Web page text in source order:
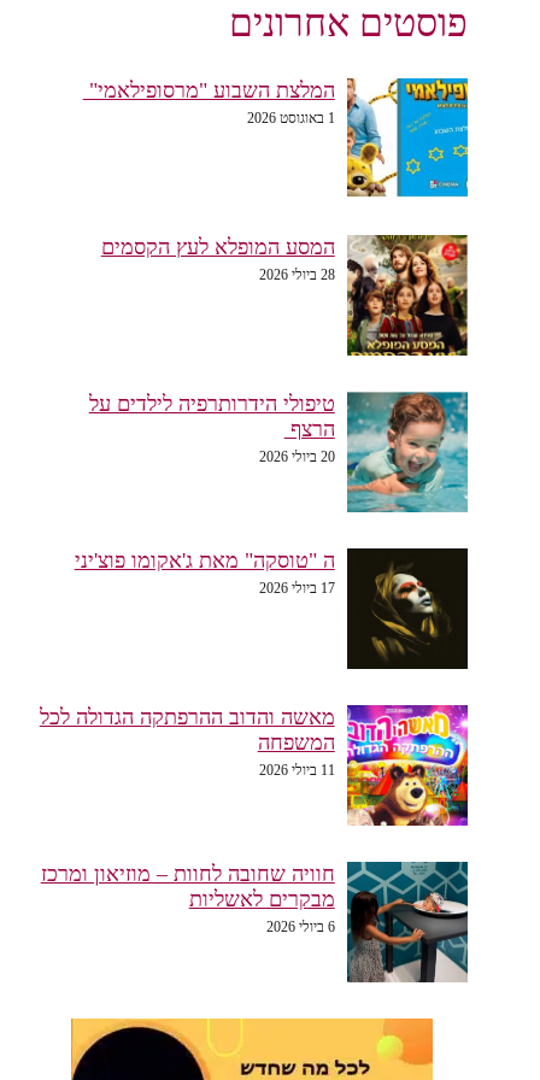
פוסטים אחרונים
המלצת השבוע "מרסופילאמי"
1 באוגוסט 2026
המסע המופלא לעץ הקסמים
28 ביולי 2026
טיפולי הידרותרפיה לילדים על
הרצף
20 ביולי 2026
ה "טוסקה" מאת ג'אקומו פוצ'יני
17 ביולי 2026
מאשה והדוב ההרפתקה הגדולה לכל
המשפחה
11 ביולי 2026
חוויה שחובה לחוות – מוזיאון ומרכז
מבקרים לאשליות
6 ביולי 2026